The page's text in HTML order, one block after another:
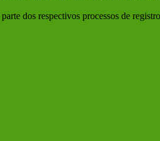
dos respectivos processos de